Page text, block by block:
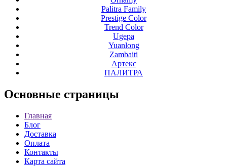
Palitra Family
Prestige Color
Trend Color
Ugepa
Yuanlong
Zambaiti
Артекс
ПАЛИТРА
Основные страницы
Главная
Блог
Доставка
Оплата
Контакты
Карта сайта